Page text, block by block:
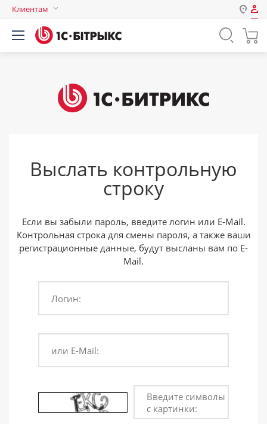
Клиентам
Авторизация
Логин
Запомнить меня на этом
компьютере
Забыли свой пароль?
или войдите с помощью
Выслать контрольную
строку
Если вы забыли пароль, введите логин или E-Mail.
Контрольная строка для смены пароля, а также ваши
регистрационные данные, будут высланы вам по E-
Mail.
Логин:
или E-Mail:
Введите символы
с картинки: